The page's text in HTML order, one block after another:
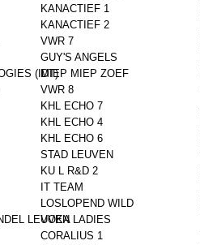
KANACTIEF 1
KANACTIEF 2
VWR 7
GUY'S ANGELS
(IDT)
MIEP MIEP ZOEF
VWR 8
KHL ECHO 7
KHL ECHO 4
KHL ECHO 6
STAD LEUVEN
KU L R&D 2
IT TEAM
LOSLOPEND WILD
LEUVEN
VOKA LADIES
CORALIUS 1